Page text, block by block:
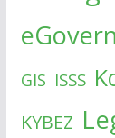
GIS ISSS
KYBEZ